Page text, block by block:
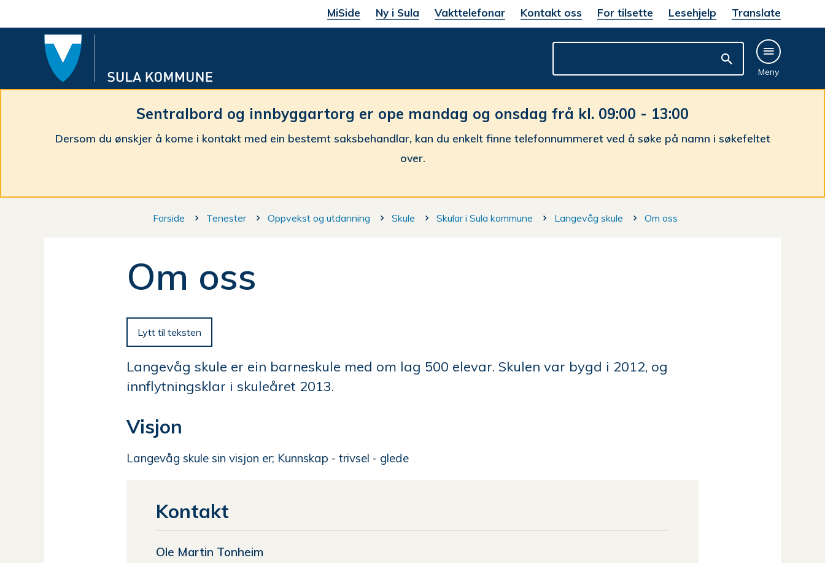
MiSide Ny i Sula Vakttelefonar Kontakt oss For tilsette Lesehjelp Translate
kommune
Meny
Sentralbord og innbyggartorg er ope mandag og onsdag frå kl. 09:00 - 13:00
Dersom du ønskjer å kome i kontakt med ein bestemt saksbehandlar, kan du enkelt finne telefonnummeret ved å søke på namn i søkefeltet
over.
Du
her:
Forside Tenester Oppvekst og utdanning Skule Skular i Sula kommune Langevåg skule Om oss
Om oss
Lytt til teksten
Langevåg skule er ein barneskule med om lag 500 elevar. Skulen var bygd i 2012, og
innflytningsklar i skuleåret 2013.
Visjon
Langevåg skule sin visjon er; Kunnskap - trivsel - glede
Kontakt
Ole Martin Tonheim